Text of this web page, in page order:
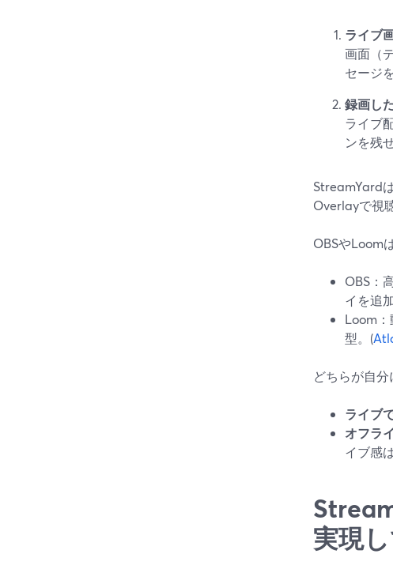
ライブ
画面（
セージ
録画し
ライブ
ンを残
StreamYard
Overlayで視
OBSやLoom
OBS：
イを追
Loom
型。(
どちらが自
ライブ
オフラ
イブ感
実現